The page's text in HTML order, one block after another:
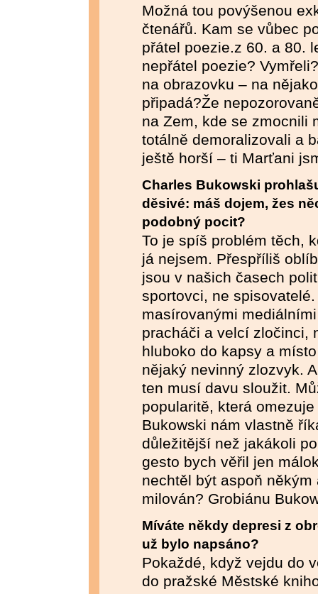
Možná tou povýšenou
čtenářů. Kam se vůbec
přátel poezie.z 60. a 80.
nepřátel poezie?
na obrazovku – na
připadá?Že
na Zem, kde se zmocnili
totálně demoralizovali a
ještě horší – ti Marťani
Charles Bukowski
děsivé: máš dojem, žes
podobný pocit?
To je spíš problém těch,
já nejsem. Přespříliš
jsou v našich časech
sportovci, ne
masírovanými
pracháči a velcí zločinci,
hluboko do kapsy a
nějaký nevinný zlozvyk.
ten musí davu sloužit.
popularitě, která
Bukowski nám vlastně
důležitější než jakákoli
gesto bych věřil jen
nechtěl být aspoň
milován? Grobiánu
Míváte někdy depresi z
už bylo napsáno?
Pokaždé, když vejdu do
do pražské Městské